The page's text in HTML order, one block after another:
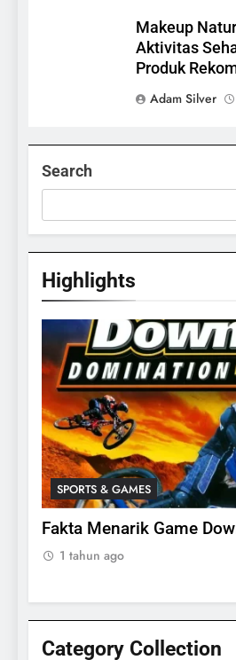
Makeup
Aktivitas
Produk
Adam Silver
Search
Highlights
SPORTS & GAMES
Fakta Menarik Game
1 tahun ago
Category Collection
24
Apakah
Dengan
ANIMALS